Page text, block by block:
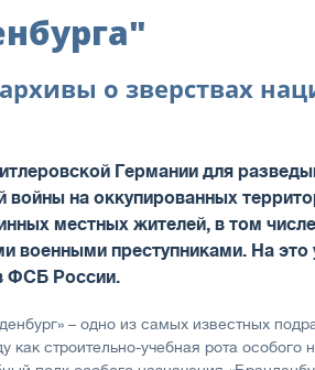
о зверствах
Германии для
войны на оккупированных
местных жителей, в том
военными преступниками. На
ФСБ России.
– одно из самых известных
строительно-учебная рота особого